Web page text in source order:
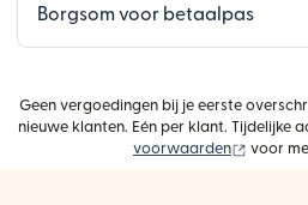
Borgsom voor betaalpas
Geen vergoedingen bij je eerste
nieuwe klanten. Eén per klant. Tijdelijke
voorwaarden
(wordt
voor